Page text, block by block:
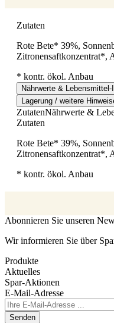
Zutaten
Rote Bete* 39%,
Zitronensaftkonzentrat*,
* kontr. ökol. Anbau
Nährwerte &
Lagerung / weitere
ZutatenNährwerte &
Zutaten
Rote Bete* 39%,
Zitronensaftkonzentrat*,
* kontr. ökol. Anbau
Abonnieren Sie unseren
Wir informieren Sie über
Produkte
Aktuelles
Spar-Aktionen
E-Mail-Adresse
Senden